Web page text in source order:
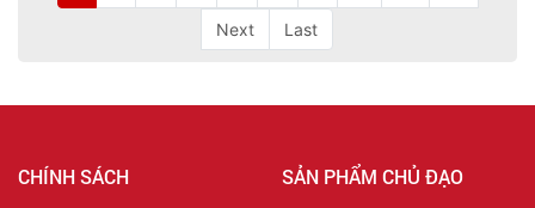
Next Last
CHÍNH SÁCH SẢN PHẨM CHỦ ĐẠO